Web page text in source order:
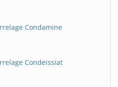
Condamine
Condeissiat